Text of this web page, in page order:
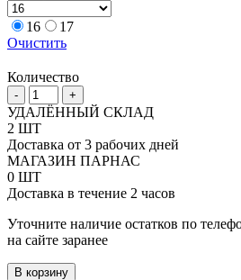
16
17
Очистить
Количество
-
Количество
товара
Звезда
дорожная
#532
Sunstar
под
Yamaha
XJR1200
+
УДАЛЁННЫЙ СКЛАД
2 ШТ
Доставка от 3 рабочих дней
МАГАЗИН ПАРНАС
0 ШТ
Доставка в течение 2 часов
Уточните наличие остатков по
на сайте заранее
В корзину